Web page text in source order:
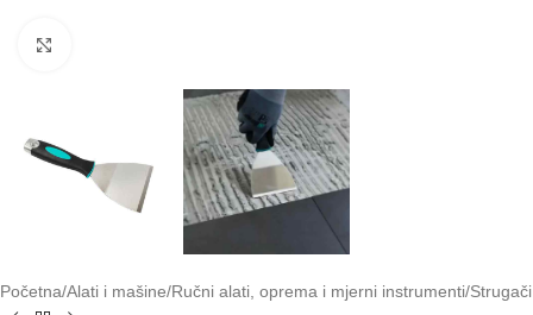
Početna/Alati i mašine/Ručni alati, oprema i mjerni instrumenti/Strugači